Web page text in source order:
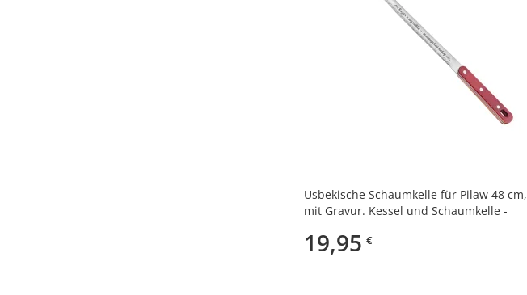
Usbekische Schaumkelle für Pilaw 48 cm,
mit Gravur. Kessel und Schaumkelle -
19,95 €